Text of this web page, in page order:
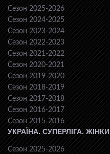
Сезон 2025-2026
Сезон 2024-2025
Сезон 2023-2024
Сезон 2022-2023
Сезон 2021-2022
Сезон 2020-2021
Сезон 2019-2020
Сезон 2018-2019
Сезон 2017-2018
Сезон 2016-2017
Сезон 2015-2016
УКРАЇНА. СУПЕРЛІГА. ЖІНКИ
Сезон 2025-2026